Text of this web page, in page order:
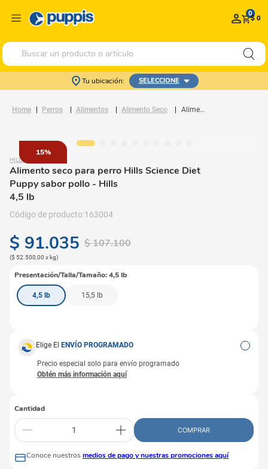
0$ 0
Buscar un producto o artículo
Tu ubicación: SELECCIONE
Perros Alimentos Alimento Seco Alimento seco para perro Hills Science Diet Puppy sabor pollo
15%
HILLS
Alimento seco para perro Hills Science Diet
Puppy sabor pollo - Hills
4,5 lb
163004
$ 91.035 $107.100
($ 52.500,00 x kg)
Presentación/Talla/Tamaño:4,5 lb
4,5 lb 15,5 lb
Elige El ENVÍO PROGRAMADO
Precio especial solo para envío programado
Cantidad
COMPRAR
Conoce nuestros medios de pago y nuestras promociones aquí